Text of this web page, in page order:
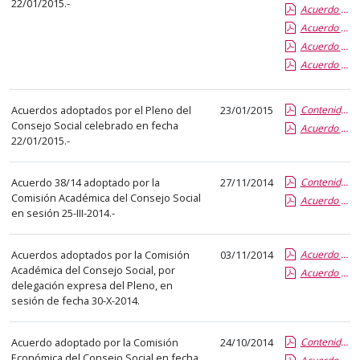
el
segunda
columna
la
fecha
de
publicación,
en
la
última
columna
que
22/01/2015.-
Acuerdo 1-15 de Aprobación Plan Actuaciones CS
Acuerdo 6-15 Aprobación Enajenación Terrenos
Acuerdo 5-15 Aprobación Complementos Retributivos PDI
Acuerdo 3-15 Nombra R en Consejo de Gobierno
Acuerdos adoptados por el Pleno del
Consejo Social celebrado en fecha
22/01/2015.-
23/01/2015
Contenido de la Publicación
Acuerdo 4-15 Autorizacion UVA Agrupacion Sigma
Acuerdo 38/14 adoptado por la
Comisión Académica del Consejo Social
en sesión 25-III-2014.-
27/11/2014
Contenido de la Publicación
Acuerdo 38-14 Informe implantación Máster en la UVA.-
Acuerdos adoptados por la Comisión
Académica del Consejo Social, por
delegación expresa del Pleno, en
sesión de fecha 30-X-2014.
03/11/2014
Acuerdo 37-14 Distribución Provis. Becas C.S. 2014-15
Acuerdo 36-14 Distribución Definitiva Becas Ministerio
Acuerdo adoptado por la Comisión
24/10/2014
Contenido de la Publicación